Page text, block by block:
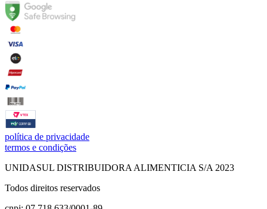
política de privacidade
termos e condições
UNIDASUL DISTRIBUIDORA ALIMENTICIA S/A 2023
Todos direitos reservados